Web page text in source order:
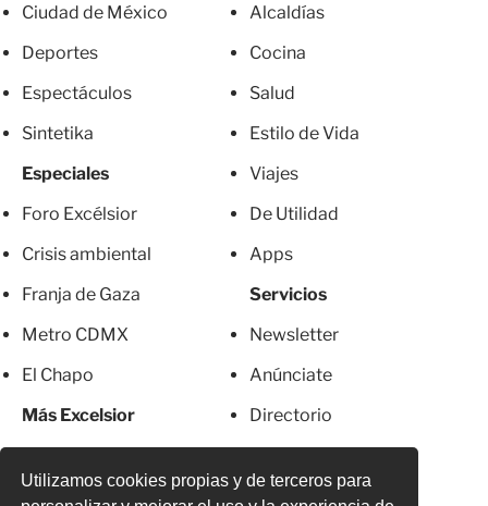
Utilizamos cookies propias y de terceros para
Ciudad de México
Deportes
Espectáculos
Sintetika
Especiales
Foro Excélsior
Crisis ambiental
Franja de Gaza
Metro CDMX
El Chapo
Más Excelsior
Alcaldías
Cocina
Salud
Estilo de Vida
Viajes
De Utilidad
Apps
Servicios
Newsletter
Anúnciate
Directorio